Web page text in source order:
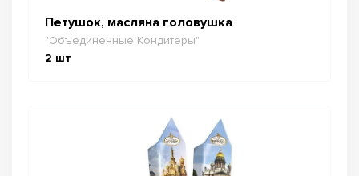
Петушок, масляна головушка
"Объединенные Кондитеры"
2 шт